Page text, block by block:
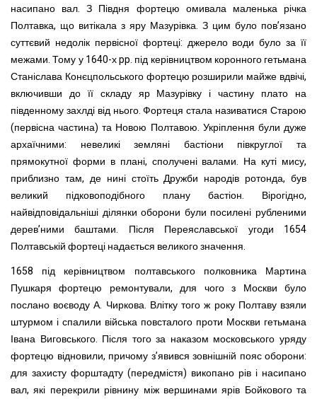
насипано вал. З Півдня фортецю омивала маленька річка
Полтавка, що витікала з яру Мазурівка. З цим було пов’язано
суттєвий недолік первісної фортеці: джерело води було за її
межами. Тому у 1640-х pp. під керівництвом коронного гетьмана
Станіслава Конєцпольського фортецю розширили майже вдвічі,
включивши до її складу яр Мазурівку і частину плато на
південному захлді від нього. Фортеця стала називатися Старою
(первісна частина) та Новою Полтавою. Укріплення були дуже
архаїчними: невеликі земляні бастіони півкруглої та
прямокутної форми в плані, сполучені валами. На куті мису,
приблизно там, де нині стоїть Дружби народів ротонда, був
великий підковоподібного плану бастіон. Вірогідно,
найвідповідальніші ділянки оборони були посилені рубленими
дерев’ними баштами. Після Переяславської угоди 1654
Полтавській фортеці надається великого значення.
1658 під керівництвом полтавського полковника Мартина
Пушкаря фортецю ремонтували, для чого з Москви було
послано воєводу А. Чиркова. Влітку того ж року Полтаву взяли
штурмом і спалили війська повсталого проти Москви гетьмана
Івана Виговського. Після того за наказом московського уряду
фортецю відновили, причому з’явився зовнішній пояс оборони:
для захисту форштадту (передмістя) викопано рів і насипано
вал, які перекрили рівнину між вершинами ярів Бойкового та